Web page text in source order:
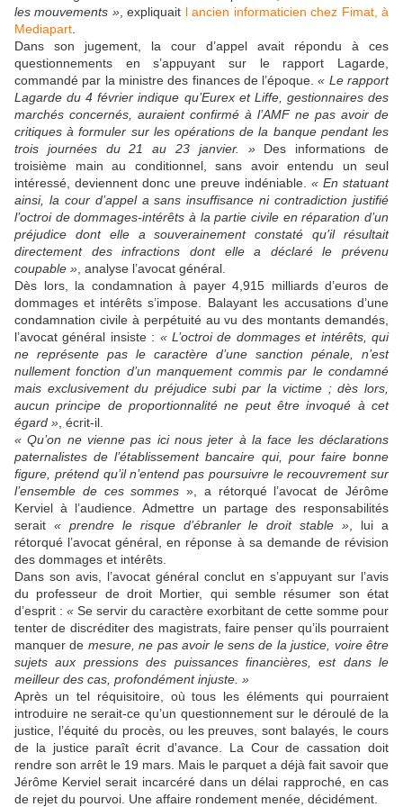
les mouvements », expliquait l ancien informaticien chez Fimat, à
Mediapart
Dans son jugement, la cour d’appel avait répondu à ces
questionnements en s’appuyant sur le rapport Lagarde,
commandé par la ministre des finances de l’époque.« Le rapport
Lagarde du 4 février indique qu’Eurex et Liffe, gestionnaires des
marchés concernés, auraient confirmé à l’AMF ne pas avoir de
critiques à formuler sur les opérations de la banque pendant les
trois journées du 21 au 23 janvier. »Des informations de
troisième main au conditionnel, sans avoir entendu un seul
intéressé, deviennent donc une preuve indéniable. « En statuant
ainsi, la cour d’appel a sans insuffisance ni contradiction justifié
l’octroi de dommages-intérêts à la partie civile en réparation d’un
préjudice dont elle a souverainement constaté qu’il résultait
directement des infractions dont elle a déclaré le prévenu
coupable » , analyse l’avocat général.
Dès lors, la condamnation à payer 4,915 milliards d’euros de
dommages et intérêts s’impose. Balayant les accusations d’une
condamnation civile à perpétuité au vu des montants demandés,
l’avocat général insiste : « L’octroi de dommages et intérêts, qui
ne représente pas le caractère d’une sanction pénale, n’est
nullement fonction d’un manquement commis par le condamné
mais exclusivement du préjudice subi par la victime ; dès lors,
aucun principe de proportionnalité ne peut être invoqué à cet
égard » , écrit-il.
« Qu’on ne vienne pas ici nous jeter à la face les déclarations
paternalistes de l’établissement bancaire qui, pour faire bonne
figure, prétend qu’il n’entend pas poursuivre le recouvrement sur
l’ensemble de ces sommes », a rétorqué l’avocat de Jérôme
Kerviel à l’audience. Admettre un partage des responsabilités
serait « prendre le risque d’ébranler le droit stable » , lui a
rétorqué l’avocat général, en réponse à sa demande de révision
des dommages et intérêts.
Dans son avis, l’avocat général conclut en s’appuyant sur l’avis
du professeur de droit Mortier, qui semble résumer son état
d’esprit : « Se servir du caractère exorbitant de cette somme pour
tenter de discréditer des magistrats, faire penser qu’ils pourraient
manquer de mesure, ne pas avoir le sens de la justice, voire être
sujets aux pressions des puissances financières, est dans le
meilleur des cas, profondément injuste. »
Après un tel réquisitoire, où tous les éléments qui pourraient
introduire ne serait-ce qu’un questionnement sur le déroulé de la
justice, l’équité du procès, ou les preuves, sont balayés, le cours
de la justice paraît écrit d'avance. La Cour de cassation doit
rendre son arrêt le 19 mars. Mais le parquet a déjà fait savoir que
Jérôme Kerviel serait incarcéré dans un délai rapproché, en cas
de rejet du pourvoi. Une affaire rondement menée, décidément.